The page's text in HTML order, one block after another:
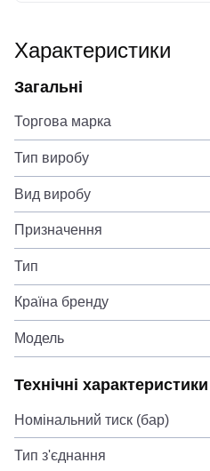
Характеристики
Загальні
Торгова марка
Тип виробу
Вид виробу
Призначення
Тип
Країна бренду
Модель
Технічні характеристики
Номінальний тиск (бар)
Тип з'єднання